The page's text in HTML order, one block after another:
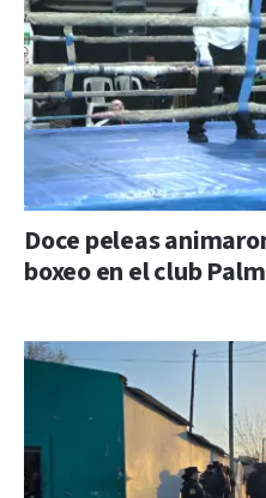
Doce peleas
boxeo en el club